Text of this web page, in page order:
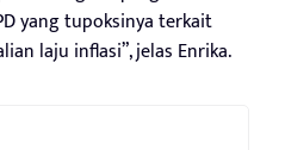
yang tupoksinya terkait
laju inflasi”, jelas Enrika.